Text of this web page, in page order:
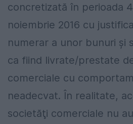
concretizată în perioada
noiembrie 2016 cu
numerar a unor bunuri şi
ca fiind livrate/prestate
comerciale cu
neadecvat. În realitate,
societăţi comerciale nu